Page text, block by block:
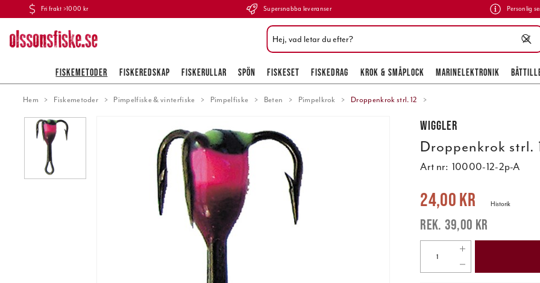
Fri frakt >1000 kr Supersnabba leveranser Personlig
FISKEMETODER FISKEREDSKAP FISKERULLAR SPÖN FISKESET FISKEDRAG KROK & SMÅPLOCK MARINELEKTRONIK
Hem Fiskemetoder Pimpelfiske & vinterfiske Pimpelfiske Beten Pimpelkrok Droppenkrok strl. 12
Wiggler
Droppenkrok strl.
Art nr: 10000-12-2p-A
Nuvarande pris:
24,00 kr
39,00 kr
Historik